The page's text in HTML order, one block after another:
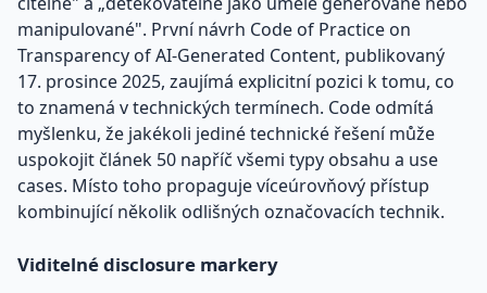
manipulované". První návrh Code of Practice on
Transparency of AI-Generated Content, publikovaný
17. prosince 2025, zaujímá explicitní pozici k tomu, co
to znamená v technických termínech. Code odmítá
myšlenku, že jakékoli jediné technické řešení může
uspokojit článek 50 napříč všemi typy obsahu a use
cases. Místo toho propaguje víceúrovňový přístup
kombinující několik odlišných označovacích technik.
Viditelné disclosure markery